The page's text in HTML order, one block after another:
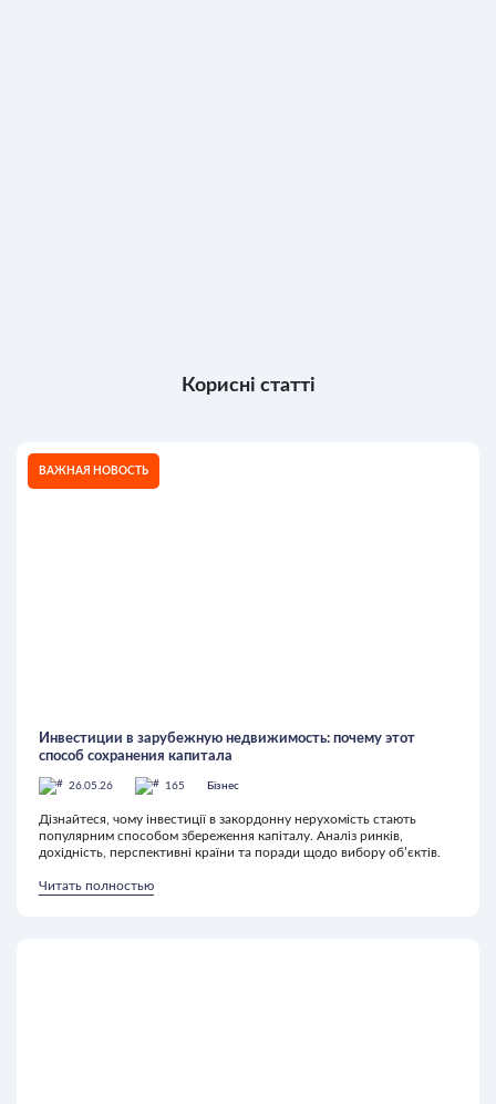
Корисні статті
ВАЖНАЯ НОВОСТЬ
Инвестиции в зарубежную недвижимость: почему этот
способ сохранения капитала
26.05.26 165 Бізнес
Дізнайтеся, чому інвестиції в закордонну нерухомість стають
популярним способом збереження капіталу. Аналіз ринків,
дохідність, перспективні країни та поради щодо вибору об’єктів.
Читать полностью